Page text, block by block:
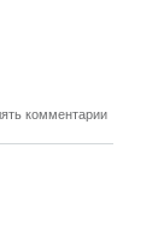
комментарии